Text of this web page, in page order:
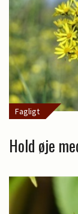
Fagligt
Hold øje